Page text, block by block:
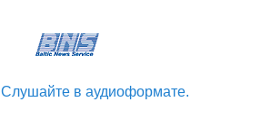
Слушайте в аудиоформате.